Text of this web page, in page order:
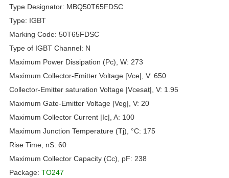
Type Designator: MBQ50T65FDSC
Type: IGBT
Marking Code: 50T65FDSC
Type of IGBT Channel: N
Maximum Power Dissipation (Pc), W: 273
Maximum Collector-Emitter Voltage |Vce|, V: 650
Collector-Emitter saturation Voltage |Vcesat|, V: 1.95
Maximum Gate-Emitter Voltage |Veg|, V: 20
Maximum Collector Current |Ic|, A: 100
Maximum Junction Temperature (Tj), °C: 175
Rise Time, nS: 60
Maximum Collector Capacity (Cc), pF: 238
Package: TO247